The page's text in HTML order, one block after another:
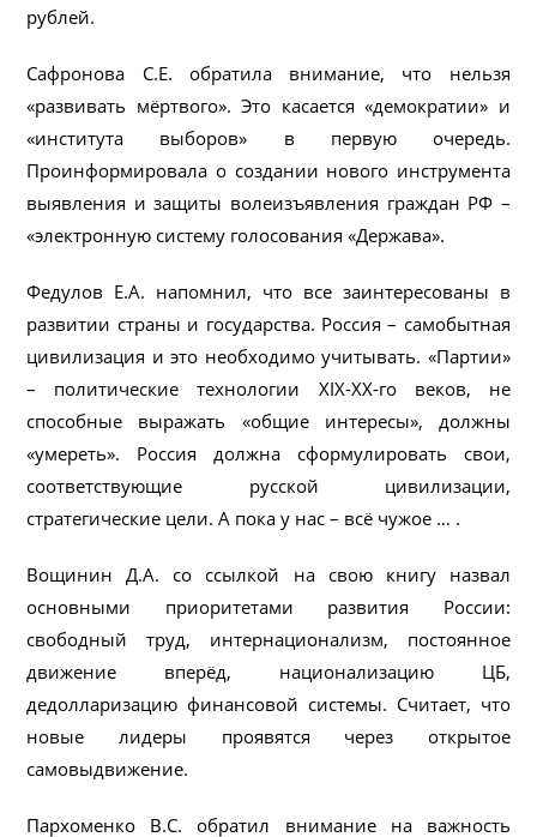
рублей.
Сафронова С.Е. обратила внимание, что нельзя
«развивать мёртвого». Это касается «демократии» и
«института выборов» в первую очередь.
Проинформировала о создании нового инструмента
выявления и защиты волеизъявления граждан РФ –
«электронную систему голосования «Держава».
Федулов Е.А. напомнил, что все заинтересованы в
развитии страны и государства. Россия – самобытная
цивилизация и это необходимо учитывать. «Партии»
– политические технологии XIX-XX-го веков, не
способные выражать «общие интересы», должны
«умереть». Россия должна сформулировать свои,
соответствующие русской цивилизации,
стратегические цели. А пока у нас – всё чужое … .
Вощинин Д.А. со ссылкой на свою книгу назвал
основными приоритетами развития России:
свободный труд, интернационализм, постоянное
движение вперёд, национализацию ЦБ,
дедолларизацию финансовой системы. Считает, что
новые лидеры проявятся через открытое
самовыдвижение.
Пархоменко В.С. обратил внимание на важность